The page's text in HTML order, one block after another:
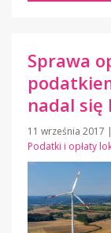
Sprawa
nadal się
11 września 2017 |
Podatki i opłaty